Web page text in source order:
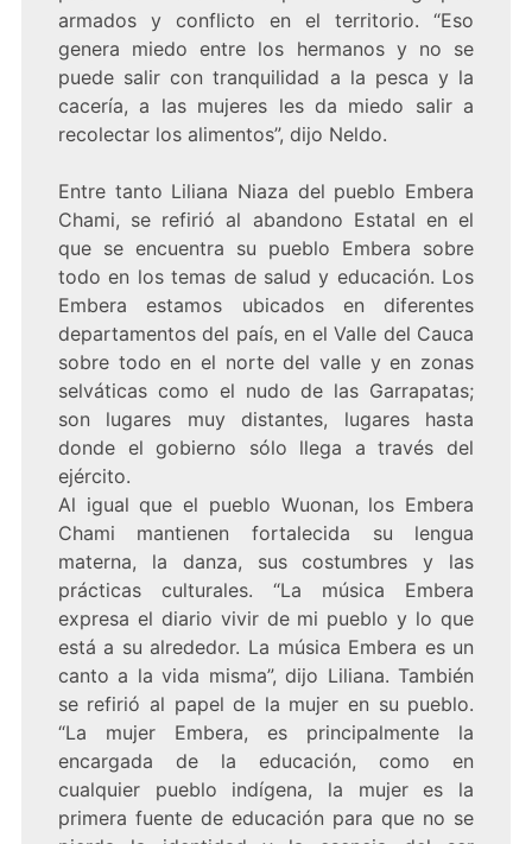
armados y conflicto en el territorio. “Eso
genera miedo entre los hermanos y no se
puede salir con tranquilidad a la pesca y la
cacería, a las mujeres les da miedo salir a
recolectar los alimentos”, dijo Neldo.
Entre tanto Liliana Niaza del pueblo Embera
Chami, se refirió al abandono Estatal en el
que se encuentra su pueblo Embera sobre
todo en los temas de salud y educación. Los
Embera estamos ubicados en diferentes
departamentos del país, en el Valle del Cauca
sobre todo en el norte del valle y en zonas
selváticas como el nudo de las Garrapatas;
son lugares muy distantes, lugares hasta
donde el gobierno sólo llega a través del
ejército.
Al igual que el pueblo Wuonan, los Embera
Chami mantienen fortalecida su lengua
materna, la danza, sus costumbres y las
prácticas culturales. “La música Embera
expresa el diario vivir de mi pueblo y lo que
está a su alrededor. La música Embera es un
canto a la vida misma”, dijo Liliana. También
se refirió al papel de la mujer en su pueblo.
“La mujer Embera, es principalmente la
encargada de la educación, como en
cualquier pueblo indígena, la mujer es la
primera fuente de educación para que no se